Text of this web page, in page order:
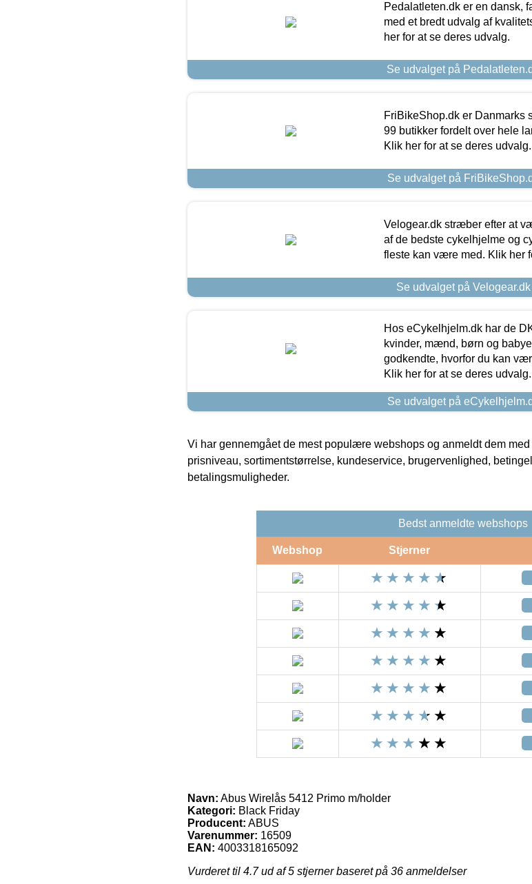
Pedalatleten.dk er en dansk,
med et bredt udvalg af
her for at se deres udvalg.
Se udvalget på
FriBikeShop.dk er Danmarks
99 butikker fordelt over hele
Klik her for at se deres udvalg.
Se udvalget på
Velogear.dk stræber efter at
af de bedste cykelhjelme og
fleste kan være med. Klik her
Se udvalget på Velogear.dk
Hos eCykelhjelm.dk har de
kvinder, mænd, børn og
godkendte, hvorfor du kan
Klik her for at se deres udvalg.
Se udvalget på
Vi har gennemgået de mest populære webshops og anmeldt dem
prisniveau, sortimentstørrelse, kundeservice, brugervenlighed,
betalingsmuligheder.
Bedst anmeldte webshops
Webshop Stjerner
Navn: Abus Wirelås 5412 Primo m/holder
Kategori: Black Friday
Producent: ABUS
Varenummer: 16509
EAN: 4003318165092
Vurderet til 4.7ud af 5 stjerner baseret på 36 anmeldelser